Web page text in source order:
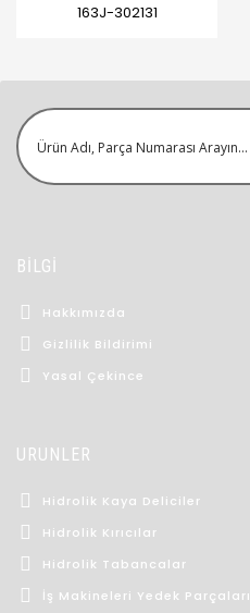
163J-302131
BİLGİ
Hakkımızda
Gizlilik Bildirimi
Yasal Çekince
ÜRÜNLER
Hidrolik Kaya Deliciler
Hidrolik Kırıcılar
Hidrolik Tabancalar
İş Makineleri Yedek Parçaları